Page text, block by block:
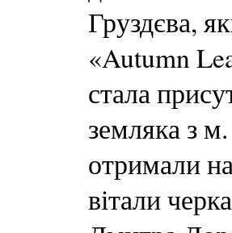
Груздєва,
«Autumn
стала
земляка з
отримали
вітали